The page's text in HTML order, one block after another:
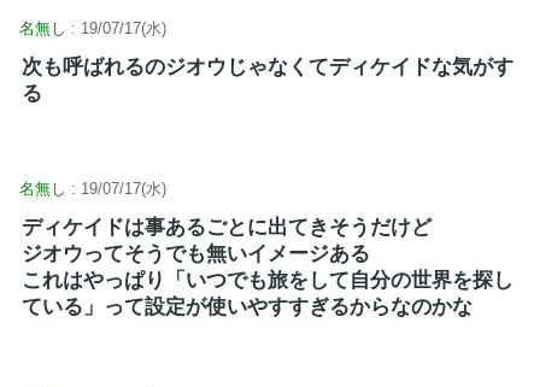
名無し : 19/07/17(水)
次も呼ばれるのジオウじゃなくてディケイドな気がす
る
名無し : 19/07/17(水)
ディケイドは事あるごとに出てきそうだけど
ジオウってそうでも無いイメージある
これはやっぱり「いつでも旅をして自分の世界を探し
ている」って設定が使いやすすぎるからなのかな